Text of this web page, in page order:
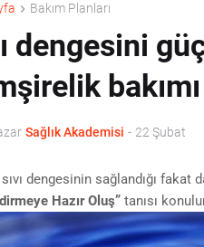
Bakım Planları
dengesini
bakımı
Sağlık Akademisi - 22 Şubat
dengesinin sağlandığı
Hazır Oluş”tanısı